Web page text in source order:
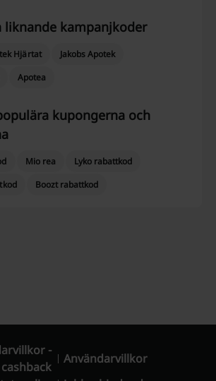
liknande kampanjkoder
Hjärtat
Jakobs Apotek
Apotea
kupongerna och
Mio rea
Lyko rabattkod
Boozt rabattkod
-
cashback
Användarvillkor